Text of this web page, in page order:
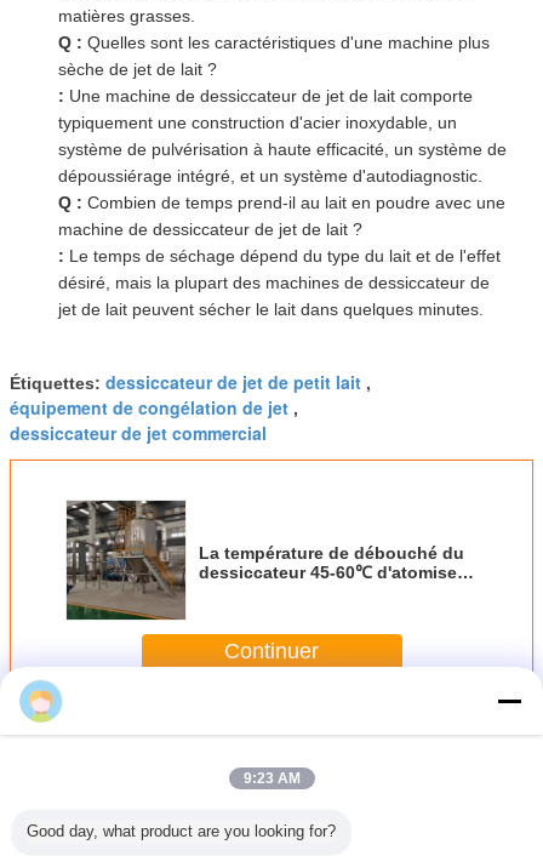
matières grasses.
Q : Quelles sont les caractéristiques d'une machine plus
sèche de jet de lait ?
: Une machine de dessiccateur de jet de lait comporte
typiquement une construction d'acier inoxydable, un
système de pulvérisation à haute efficacité, un système de
dépoussiérage intégré, et un système d'autodiagnostic.
Q : Combien de temps prend-il au lait en poudre avec une
machine de dessiccateur de jet de lait ?
: Le temps de séchage dépend du type du lait et de l'effet
désiré, mais la plupart des machines de dessiccateur de
jet de lait peuvent sécher le lait dans quelques minutes.
Étiquettes: dessiccateur de jet de petit lait ,
équipement de congélation de jet ,
dessiccateur de jet commercial
La température de débouché du
dessiccateur 45-60℃ d'atomiseur
Continuer
PlusMachine de dessiccateur de jet de lait
9:23 AM
Good day, what product are you looking for?